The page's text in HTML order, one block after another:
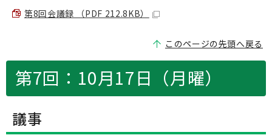
第8回会議録 （PDF 212.8KB）
このページの先頭へ戻る
第7回：10月17日（月曜）
議事